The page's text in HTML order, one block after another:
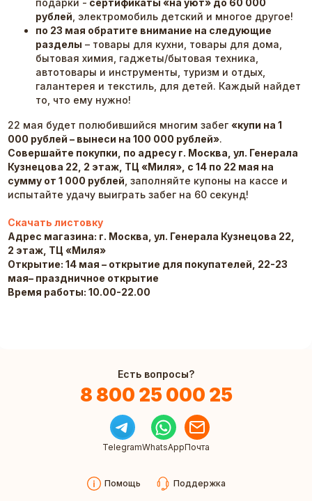
подарки - сертификаты «на уют» до 60 000
рублей , электромобиль детский и многое другое!
по 23 мая обратите внимание на следующие
разделы – товары для кухни, товары для дома,
бытовая химия, гаджеты/бытовая техника,
автотовары и инструменты, туризм и отдых,
галантерея и текстиль, для детей. Каждый найдет
то, что ему нужно!
22 мая будет полюбившийся многим забег «купи на 1
000 рублей – вынеси на 100 000 рублей».
Совершайте покупки, по адресу г. Москва, ул. Генерала
Кузнецова 22, 2 этаж, ТЦ «Миля», с 14 по 22 мая на
сумму от 1 000 рублей , заполняйте купоны на кассе и
испытайте удачу выиграть забег на 60 секунд!
Скачать листовку
Адрес магазина: г. Москва, ул. Генерала Кузнецова 22,
2 этаж, ТЦ «Миля»
Открытие: 14 мая – открытие для покупателей, 22-23
мая– праздничное открытие
Время работы: 10.00-22.00
Есть вопросы?
8 800 25 000 25
TelegramWhatsAppПочта
Помощь Поддержка